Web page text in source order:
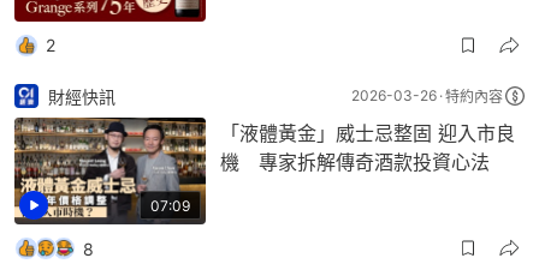
2
07:09
財經快訊 2026-03-26 特約內容
「液體黃金」威士忌整固 迎入市良
機 專家拆解傳奇酒款投資心法
8